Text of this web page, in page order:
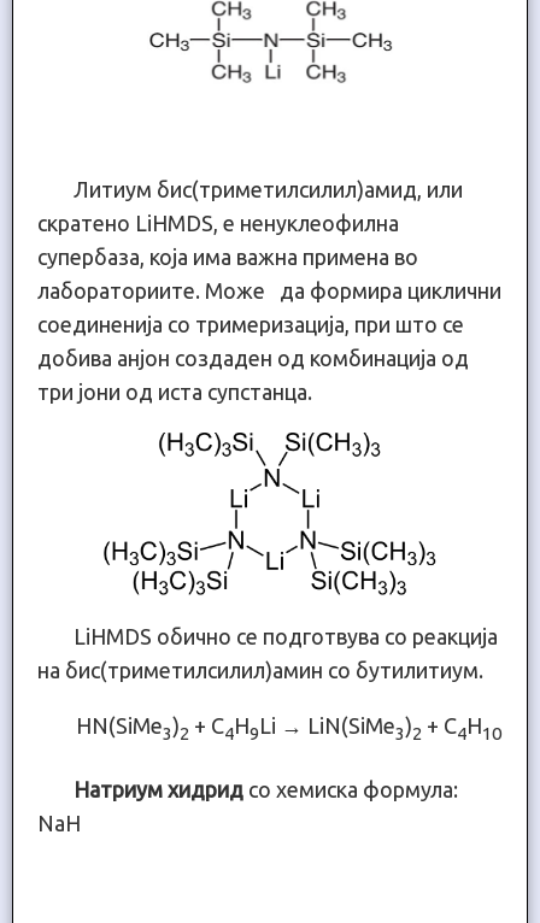
Литиум бис(триметилсилил)амид, или
скратено LiHMDS, е ненуклеофилна
супербаза, која има важна примена во
лабораториите. Може да формира циклични
соединенија со тримеризација, при што се
добива анјон создаден од комбинација од
три јони од иста супстанца.
LiHMDS обично се подготвува со реакција
на бис(триметилсилил)амин со бутилитиум.
HN(SiMe3)2 + C4H9Li → LiN(SiMe3)2 + C4H10
Натриум хидрид со хемиска формула:
NaH